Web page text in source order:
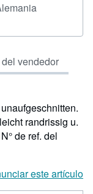
vendedor
randrissig u.
N° de ref. del
este artículo